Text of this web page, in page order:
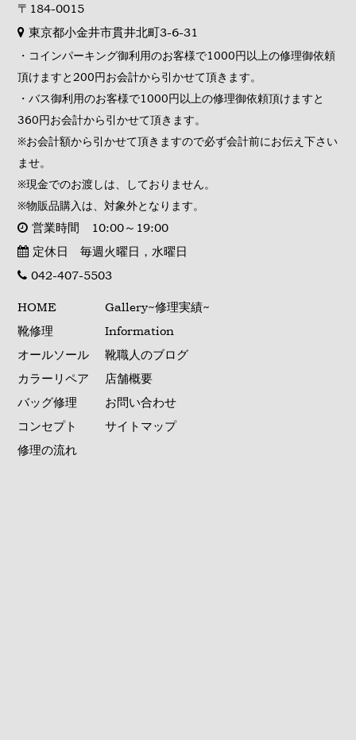
〒184-0015
東京都小金井市貫井北町3-6-31
・コインパーキング御利用のお客様で1000円以上の修理御依頼
頂けますと200円お会計から引かせて頂きます。
・バス御利用のお客様で1000円以上の修理御依頼頂けますと
360円お会計から引かせて頂きます。
※お会計額から引かせて頂きますので必ず会計前にお伝え下さい
ませ。
※現金でのお渡しは、しておりません。
※物販品購入は、対象外となります。
営業時間 10:00～19:00
定休日 毎週火曜日，水曜日
042-407-5503
HOME
靴修理
オールソール
カラーリペア
バッグ修理
コンセプト
修理の流れ
Gallery~修理実績~
Information
靴職人のブログ
店舗概要
お問い合わせ
サイトマップ